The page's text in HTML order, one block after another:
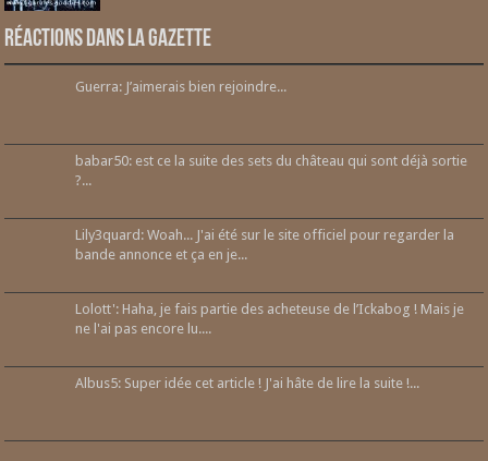
Réactions dans la gazette
Guerra: J’aimerais bien rejoindre...
babar50: est ce la suite des sets du château qui sont déjà sortie
?...
Lily3quard: Woah... J'ai été sur le site officiel pour regarder la
bande annonce et ça en je...
Lolott': Haha, je fais partie des acheteuse de l’Ickabog ! Mais je
ne l'ai pas encore lu....
Albus5: Super idée cet article ! J'ai hâte de lire la suite !...